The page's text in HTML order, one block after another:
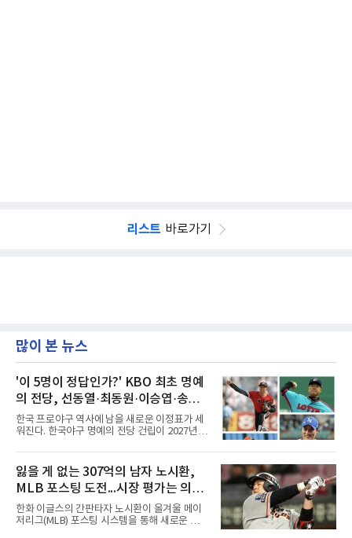
리스트 바로가기
많이 본 뉴스
'이 5명이 정답인가?' KBO 최초 명예
의 전당, 선동열·최동원·이승엽·송진
우·김응용을 둘러싼 논쟁
한국 프로야구 역사에 남을 새로운 이정표가 세
워진다. 한국야구 명예의 전당 건립이 2027년으
문으로 향하고 있다. "누가 한국 야구 최초의 명
예의 전당 헌액자가 될 것인가?"현재 가장 많이
거론되는 후보군은 선동열, 최동원, 이승엽, 송
진우, 그리고 김응용 감독이다. 한국 야구의 시
대별 상징성과 업적을 고려하면 충분히 설득력
있는 이름들이다.선동열은 한국 야구가 배출한
최고의 투수로 평가받는다. 해태 시절 통산 146
잃을 게 없는 307억의 남자 노시환,
MLB 포스팅 도전...시장 평가는 의외
일 수 있어
한화 이글스의 간판타자 노시환이 올겨울 메이
저리그(MLB) 포스팅 시스템을 통해 새로운 도전